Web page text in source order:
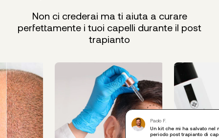
Non ci crederai ma ti aiuta a curare
perfettamente i tuoi capelli durante il post
trapianto
Paolo F.
Un kit che mi ha salvato nel
periodo post trapianto di